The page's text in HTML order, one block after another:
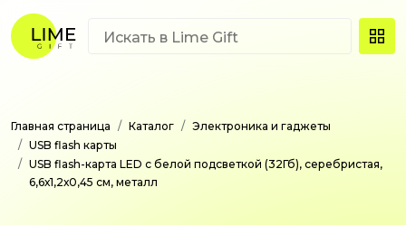
Главная страница Каталог
Электроника и гаджеты
USB flash карты
USB flash-карта LED с белой подсветкой (32Гб), серебристая,
6,6х1,2х0,45 см, металл